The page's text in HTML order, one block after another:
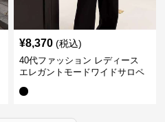
¥8,370 (税込)
40代ファッション レディース
エレガントモードワイドサロペ
ワン